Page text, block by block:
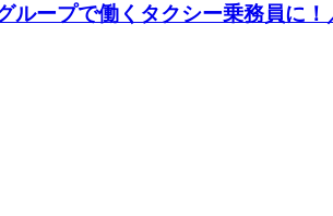
ループで働くタクシー乗務員に